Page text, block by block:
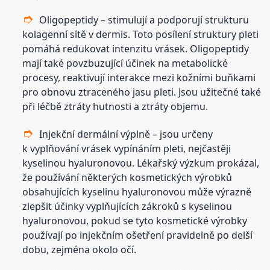
Oligopeptidy – stimulují a podporují strukturu
kolagenní sítě v dermis. Toto posílení struktury pleti
pomáhá redukovat intenzitu vrásek. Oligopeptidy
mají také povzbuzující účinek na metabolické
procesy, reaktivují interakce mezi kožními buňkami
pro obnovu ztraceného jasu pleti. Jsou užitečné také
při léčbě ztráty hutnosti a ztráty objemu.
Injekční dermální výplně – jsou určeny
k vyplňování vrásek vypínáním pleti, nejčastěji
kyselinou hyaluronovou. Lékařský výzkum prokázal,
že používání některých kosmetických výrobků
obsahujících kyselinu hyaluronovou může výrazně
zlepšit účinky vyplňujících zákroků s kyselinou
hyaluronovou, pokud se tyto kosmetické výrobky
používají po injekčním ošetření pravidelně po delší
dobu, zejména okolo očí.